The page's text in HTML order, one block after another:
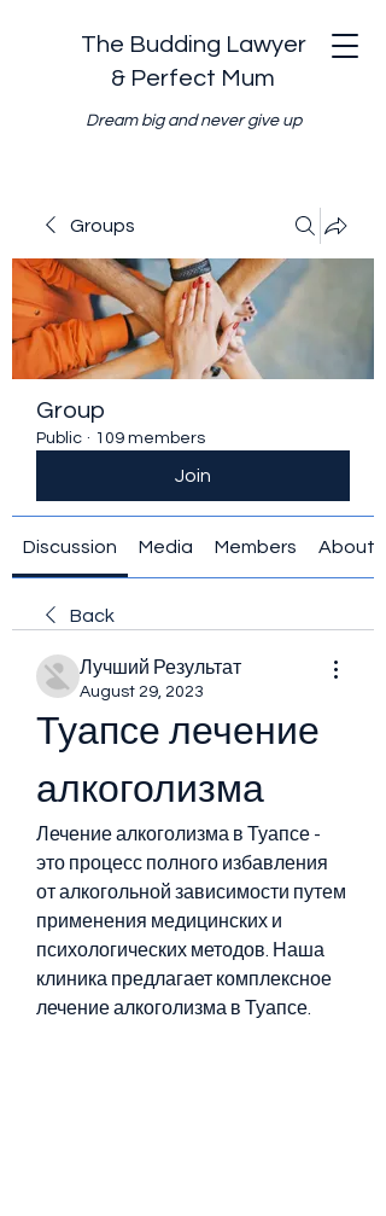
The Budding Lawyer
& Perfect Mum
Dream big and never give up
Groups
Group
Public · 109 members
Join
Discussion Media Members About
Back
Лучший Результат
August 29, 2023
Туапсе лечение
алкоголизма
Лечение алкоголизма в Туапсе -
это процесс полного избавления
от алкогольной зависимости путем
применения медицинских и
психологических методов. Наша
клиника предлагает комплексное
лечение алкоголизма в Туапсе.